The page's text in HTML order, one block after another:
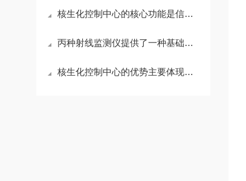
核生化控制中心的核心功能是信息汇聚
丙种射线监测仪提供了一种基础而直接的手段
核生化控制中心的优势主要体现在三个方面